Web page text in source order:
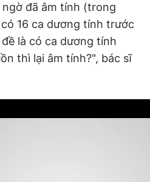
đã âm tính (trong
16 ca dương tính trước
là có ca dương tính
thì lại âm tính?", bác sĩ